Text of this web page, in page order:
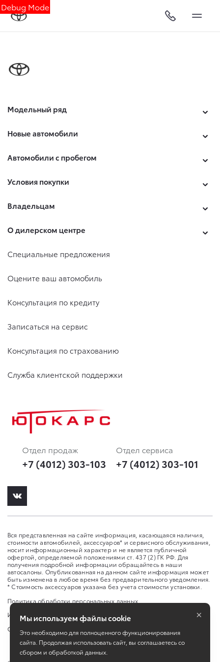
Debug Mode
Модельный ряд
Новые автомобили
Автомобили с пробегом
Условия покупки
Владельцам
О дилерском центре
Специальные предложения
Оцените ваш автомобиль
Консультация по кредиту
Записаться на сервис
Консультация по страхованию
Служба клиентской поддержки
Отдел продаж
+7 (4012) 303-103
Отдел сервиса
+7 (4012) 303-101
Вся представленная на сайте информация, касающаяся наличия,
стоимости автомобилей, аксессуаров* и сервисного обслуживания,
носит информационный характер и не является публичной
офертой, определяемой положениями ст. 437 (2) ГК РФ. Для
получения подробной информации обращайтесь в наши
автосалоны. Опубликованная на данном сайте информация может
быть изменена в любое время без предварительного уведомления.
* Стоимость аксессуаров указана без учета стоимости установки.
Политика обработки персональных данных
Изменить настройку cookies
Сбросить cookie
Мы используем файлы cookie
Это необходимо для полноценного функционирования
сайта. Продолжая использовать сайт, вы соглашаетесь со
сбором и обработкой данных.
×